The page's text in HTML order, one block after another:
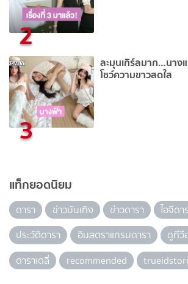
2
3
ละมุนเกิร์ลมาก…นา
โชว์ความขาวสดใส
แท็กยอดนิยม
ดารา ข่าวบันเทิง ข่าวดารา
ไอจีดา
ประวัติดารา
อินสตราแกรมดารา
ดูทีวี
ดาราเดลี่
recommended